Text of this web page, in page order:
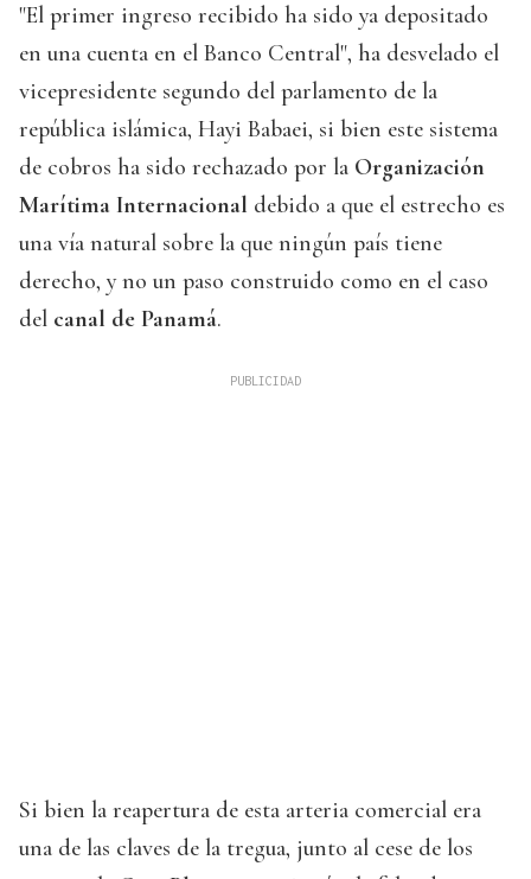
"El primer ingreso recibido ha sido ya depositado
en una cuenta en el Banco Central", ha desvelado el
vicepresidente segundo del parlamento de la
república islámica, Hayi Babaei, si bien este sistema
de cobros ha sido rechazado por la Organización
Marítima Internacional debido a que el estrecho es
una vía natural sobre la que ningún país tiene
derecho, y no un paso construido como en el caso
del canal de Panamá.
Si bien la reapertura de esta arteria comercial era
una de las claves de la tregua, junto al cese de los